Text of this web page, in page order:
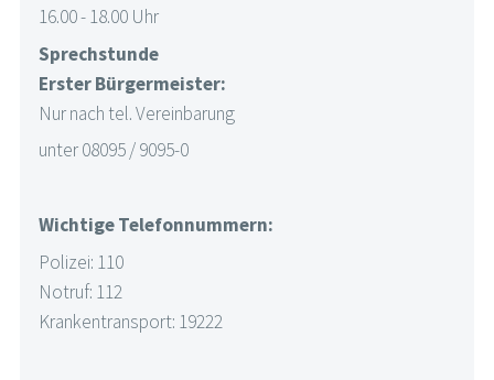
16.00 - 18.00 Uhr
Sprechstunde
Erster Bürgermeister:
Nur nach tel. Vereinbarung
unter 08095 / 9095-0
Wichtige Telefonnummern:
Polizei: 110
Notruf: 112
Krankentransport: 19222